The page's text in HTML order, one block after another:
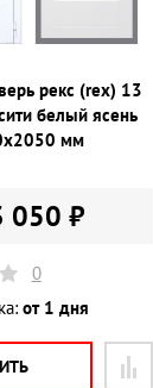
рекс (rex) 13
белый ясень
мм
050 ₽
0
от 1 дня